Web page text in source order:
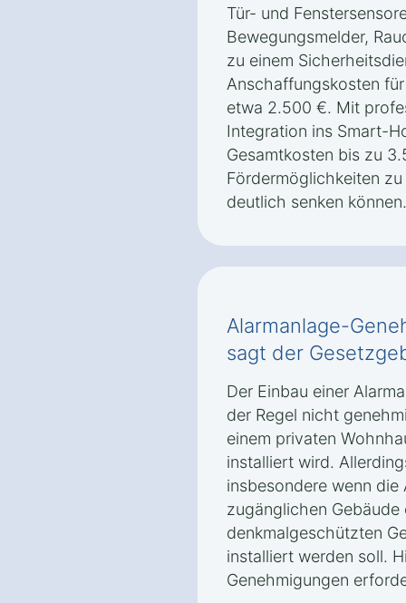
Tür- und
Bewegungsmelder,
zu einem
Anschaffungskosten
etwa 2.500 €. Mit
Integration ins Smart-
Gesamtkosten bis zu
Fördermöglichkeiten
deutlich senken können.
Alarmanlage-
sagt der
Der Einbau einer
der Regel nicht
einem privaten
installiert wird.
insbesondere wenn
zugänglichen Gebäude
denkmalgeschützten
installiert werden soll.
Genehmigungen